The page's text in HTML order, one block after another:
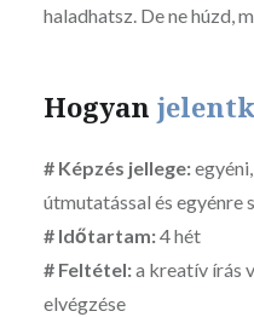
haladhatsz. De ne húzd,
Hogyan
# Képzés jellege:
útmutatással és egyénre
# Időtartam:4 hét
# Feltétel:a kreatív írás
elvégzése